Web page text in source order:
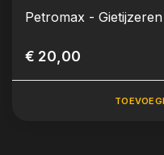
Petromax -
€ 20,00